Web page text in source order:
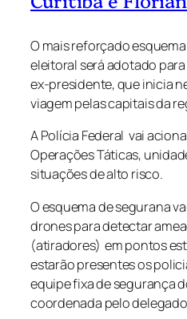
O mais reforçado
eleitoral será adotado
ex-presidente, que inicia
viagem pelas capitais da
A Polícia Federal vai
Operações Táticas,
situações de alto risco.
O esquema de segurana
drones para detectar
(atiradores) em pontos
estarão presentes os
equipe fixa de segurança
coordenada pelo